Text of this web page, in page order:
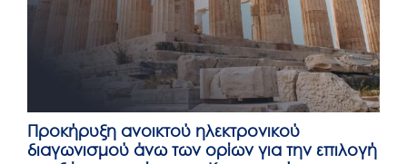
Προκήρυξη ανοικτού ηλεκτρονικού
διαγωνισμού άνω των ορίων για την επιλογή